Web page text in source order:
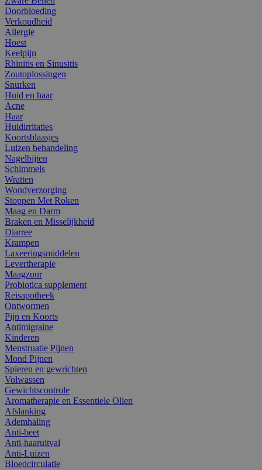
Doorbloeding
Verkoudheid
Allergie
Hoest
Keelpijn
Rhinitis en Sinusitis
Zoutoplossingen
Snurken
Huid en haar
Acne
Haar
Huidirritaties
Koortsblaasjes
Luizen behandeling
Nagelbijten
Schimmels
Wratten
Wondverzorging
Stoppen Met Roken
Maag en Darm
Braken en Misselijkheid
Diarree
Krampen
Laxeeringsmiddelen
Levertherapie
Maagzuur
Probiotica supplement
Reisapotheek
Ontwormen
Pijn en Koorts
Antimigraine
Kinderen
Menstruatie Pijnen
Mond Pijnen
Spieren en gewrichten
Volwassen
Gewichtscontrole
Aromatherapie en Essentiele Olien
Afslanking
Ademhaling
Anti-beet
Anti-haaruitval
Anti-Luizen
Bloedcirculatie